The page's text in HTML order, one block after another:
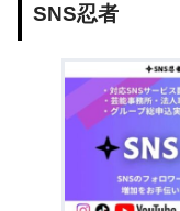
SNS忍者